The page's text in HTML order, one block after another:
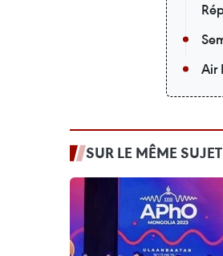
Air
SUR LE MÊME SUJET